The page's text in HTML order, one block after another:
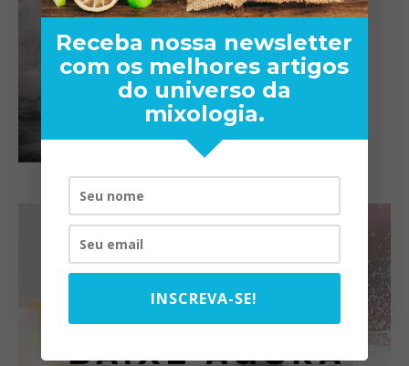
Receba nossa newsletter
com os melhores artigos
do universo da
mixologia.
INSCREVA-SE!